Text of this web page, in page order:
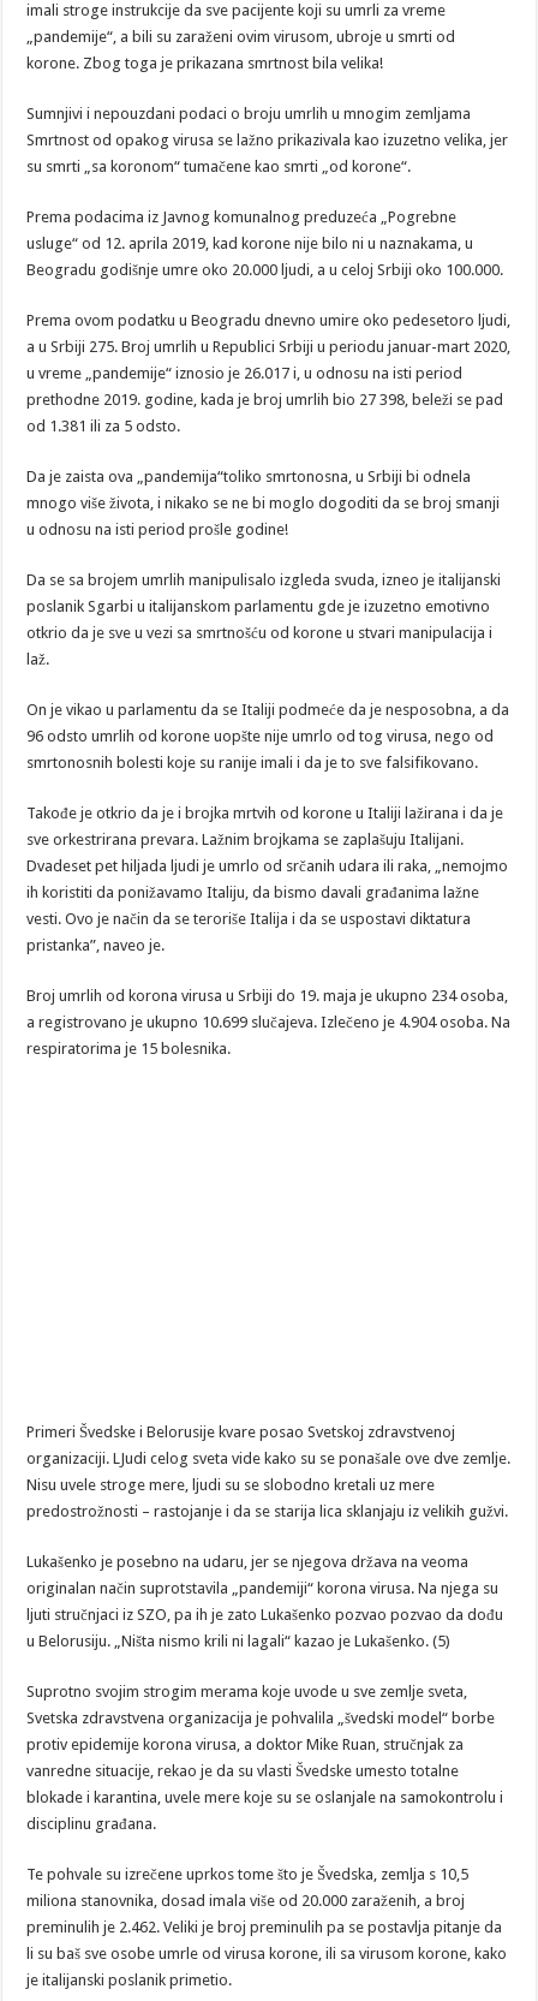
imali stroge instrukcije da sve pacijente koji su umrli za vreme
„pandemije“, a bili su zaraženi ovim virusom, ubroje u smrti od
korone. Zbog toga je prikazana smrtnost bila velika!
Sumnjivi i nepouzdani podaci o broju umrlih u mnogim zemljama
Smrtnost od opakog virusa se lažno prikazivala kao izuzetno velika, jer
su smrti „sa koronom“ tumačene kao smrti „od korone“.
Prema podacima iz Javnog komunalnog preduzeća „Pogrebne
usluge“ od 12. aprila 2019, kad korone nije bilo ni u naznakama, u
Beogradu godišnje umre oko 20.000 ljudi, a u celoj Srbiji oko 100.000.
Prema ovom podatku u Beogradu dnevno umire oko pedesetoro ljudi,
a u Srbiji 275. Broj umrlih u Republici Srbiji u periodu januar-mart 2020,
u vreme „pandemije“ iznosio je 26.017 i, u odnosu na isti period
prethodne 2019. godine, kada je broj umrlih bio 27 398, beleži se pad
od 1.381 ili za 5 odsto.
Da je zaista ova „pandemija“toliko smrtonosna, u Srbiji bi odnela
mnogo više života, i nikako se ne bi moglo dogoditi da se broj smanji
u odnosu na isti period prošle godine!
Da se sa brojem umrlih manipulisalo izgleda svuda, izneo je italijanski
poslanik Sgarbi u italijanskom parlamentu gde je izuzetno emotivno
otkrio da je sve u vezi sa smrtnošću od korone u stvari manipulacija i
laž.
On je vikao u parlamentu da se Italiji podmeće da je nesposobna, a da
96 odsto umrlih od korone uopšte nije umrlo od tog virusa, nego od
smrtonosnih bolesti koje su ranije imali i da je to sve falsifikovano.
Takođe je otkrio da je i brojka mrtvih od korone u Italiji lažirana i da je
sve orkestrirana prevara. Lažnim brojkama se zaplašuju Italijani.
Dvadeset pet hiljada ljudi je umrlo od srčanih udara ili raka, „nemojmo
ih koristiti da ponižavamo Italiju, da bismo davali građanima lažne
vesti. Ovo je način da se teroriše Italija i da se uspostavi diktatura
pristanka”, naveo je.
Broj umrlih od korona virusa u Srbiji do 19. maja je ukupno 234 osoba,
a registrovano je ukupno 10.699 slučajeva. Izlečeno je 4.904 osoba. Na
respiratorima je 15 bolesnika.
Primeri Švedske i Belorusije kvare posao Svetskoj zdravstvenoj
organizaciji. LJudi celog sveta vide kako su se ponašale ove dve zemlje.
Nisu uvele stroge mere, ljudi su se slobodno kretali uz mere
predostrožnosti – rastojanje i da se starija lica sklanjaju iz velikih gužvi.
Lukašenko je posebno na udaru, jer se njegova država na veoma
originalan način suprotstavila „pandemiji“ korona virusa. Na njega su
ljuti stručnjaci iz SZO, pa ih je zato Lukašenko pozvao pozvao da dođu
u Belorusiju. „Ništa nismo krili ni lagali“ kazao je Lukašenko. (5)
Suprotno svojim strogim merama koje uvode u sve zemlje sveta,
Svetska zdravstvena organizacija je pohvalila „švedski model“ borbe
protiv epidemije korona virusa, a doktor Mike Ruan, stručnjak za
vanredne situacije, rekao je da su vlasti Švedske umesto totalne
blokade i karantina, uvele mere koje su se oslanjale na samokontrolu i
disciplinu građana.
Te pohvale su izrečene uprkos tome što je Švedska, zemlja s 10,5
miliona stanovnika, dosad imala više od 20.000 zaraženih, a broj
preminulih je 2.462. Veliki je broj preminulih pa se postavlja pitanje da
li su baš sve osobe umrle od virusa korone, ili sa virusom korone, kako
je italijanski poslanik primetio.